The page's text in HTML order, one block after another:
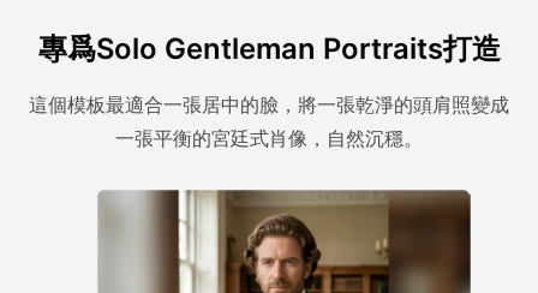
專爲Solo Gentleman Portraits打造
這個模板最適合一張居中的臉，將一張乾淨的頭肩照變成
一張平衡的宮廷式肖像，自然沉穩。